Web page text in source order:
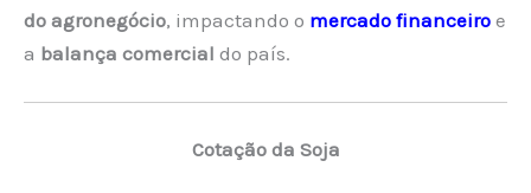
do agronegócio, impactando o mercado financeiro e
a balança comercial do país.
Cotação da Soja